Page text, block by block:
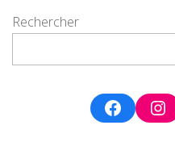
Rechercher